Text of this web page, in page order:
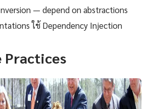
— depend on abstractions
ใช้ Dependency Injection
Practices